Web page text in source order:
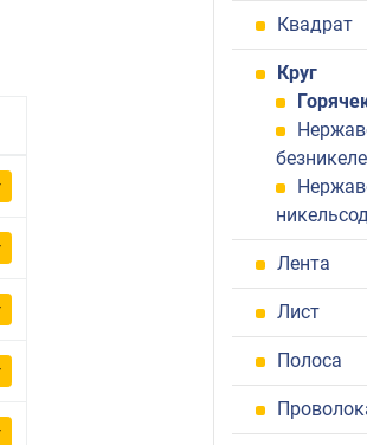
Квадрат
Круг
Лента
Лист
Полоса